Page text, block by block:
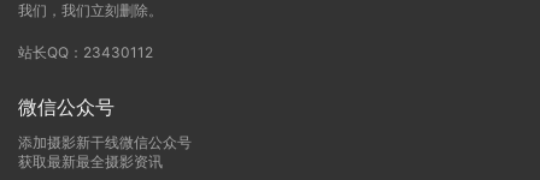
我们，我们立刻删除。
站长QQ：23430112
微信公众号
添加摄影新干线微信公众号
获取最新最全摄影资讯